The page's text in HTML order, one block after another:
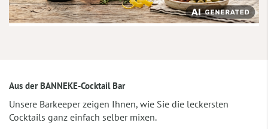
Aus der BANNEKE-Cocktail Bar
Unsere Barkeeper zeigen Ihnen, wie Sie die leckersten
Cocktails ganz einfach selber mixen.